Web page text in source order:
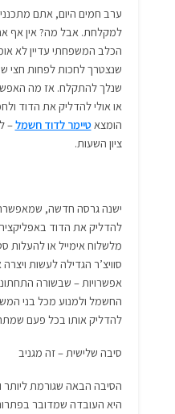
ערב חמים היום, אתם
למקלחת. אבל מה? אין אף
הכלב המשפחתי עדיין לא
שנצטרך לחכות לפחות חצי
שנלך להתקלח. אז מה
או אולי להדליק את הדוד
הומצאטיימר לדוד חשמל–
ציון השעות.
ישנה גרסה חדשה,
להדליק את הדוד
מלשלוח אימייל או להעלות
סוויצ’ר הגדילה לעשות
אפשרויות – שבשורה
החשמל ולמנוע מכל בני
להדליק אותו בכל פעם
סיבה שלישית – זה מגניב
הסיבה הבאה שגורמת ליותר
היא העובדה שמדובר